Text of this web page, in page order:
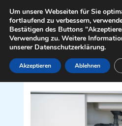
Inhalt
springen
Sanitär Installateur
Um unsere Webseiten für Sie
fortlaufend zu verbessern,
Bestätigen des Buttons
Verwendung zu. Weitere
unserer Datenschutzerklärung.
Akzeptieren Ablehnen